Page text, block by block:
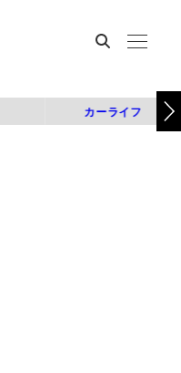
カーライフ